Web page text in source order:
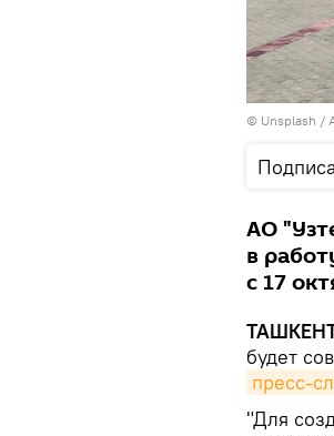
© Unsplash /
АО
в
с 17
будет
пресс-
"Для